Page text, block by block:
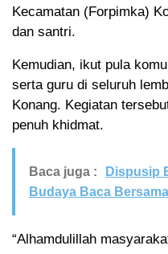
Kecamatan (Forpimka)
dan santri.
Kemudian, ikut pula
serta guru di seluruh
Konang. Kegiatan
penuh khidmat.
Baca juga :
Dispusip
Budaya Baca
“Alhamdulillah